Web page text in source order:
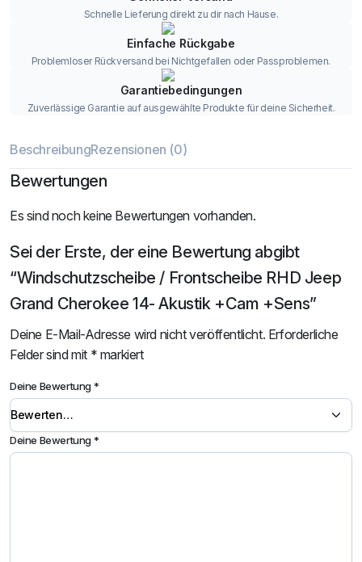
Schnelle Lieferung direkt zu dir nach Hause.
Einfache Rückgabe
Problemloser Rückversand bei Nichtgefallen oder Passproblemen.
Garantiebedingungen
Zuverlässige Garantie auf ausgewählte Produkte für deine Sicherheit.
BeschreibungRezensionen (0)
Bewertungen
Es sind noch keine Bewertungen vorhanden.
Sei der Erste, der eine Bewertung abgibt
“Windschutzscheibe / Frontscheibe RHD Jeep
Grand Cherokee 14- Akustik +Cam +Sens”
Deine E-Mail-Adresse wird nicht veröffentlicht. Erforderliche
Felder sind mit * markiert
Deine Bewertung*
Deine Bewertung*